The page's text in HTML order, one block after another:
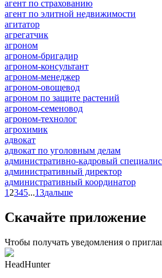
агент по страхованию
агент по элитной недвижимости
агитатор
агрегатчик
агроном
агроном-бригадир
агроном-консультант
агроном-менеджер
агроном-овощевод
агроном по защите растений
агроном-семеновод
агроном-технолог
агрохимик
адвокат
адвокат по уголовным делам
административно-кадровый
административный директор
административный координатор
1 2345...13дальше
Скачайте приложение
Чтобы получать уведомления о
HeadHunter